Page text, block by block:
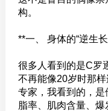
构。
**一、 身体的“逆生
很多人看到的是C罗
不再能像20岁时那
专家，我看到的，
脂率、肌肉含量、